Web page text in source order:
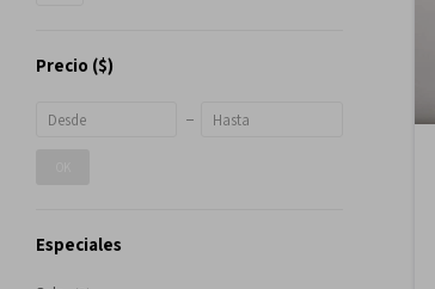
Precio ($)
Especiales